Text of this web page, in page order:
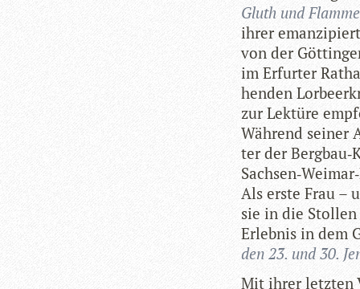
Gluth und
ihrer
von der
im Erfur­ter
hen­den
zur Lek­türe
Wäh­rend sei­ner
ter der
Als erste Frau –
sie in die
Erleb­nis in dem
den 23. und 30.
Mit ihrer letz­ten